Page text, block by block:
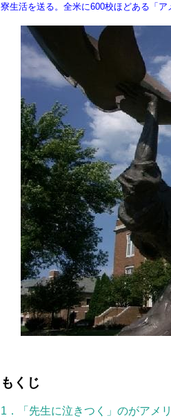
寮生活を送る。全米に600校ほどある「ア
もくじ
1．「先生に泣きつく」のがアメ